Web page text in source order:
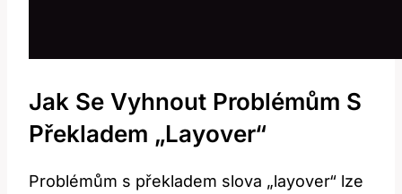
Jak Se Vyhnout Problémům S
Překladem „layover“
Problémům s překladem slova „layover“ lze